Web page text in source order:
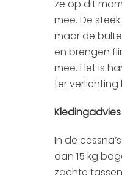
ze op dit
mee. De
maar de
en brengen
mee. Het is
ter verlichting
Kledingadvies
In de
dan 15 kg